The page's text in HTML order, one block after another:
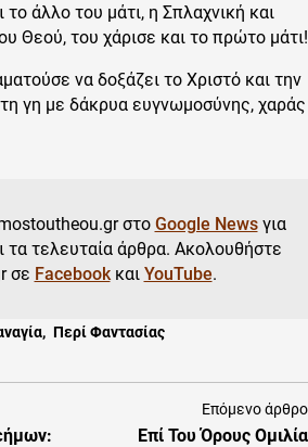
άλλο του μάτι, η Σπλαχνική και
Θεού, του χάρισε και το πρώτο μάτι!
να δοξάζει το Χριστό και την
τη γη με δάκρυα ευγνωμοσύνης, χαράς
στο Google Newsγια
τα τελευταία άρθρα. Ακολουθήστε
σε Facebookκαι YouTube.
, Περί Φαντασίας
Επόμενο άρθρο
Επί Του Όρους Ομιλία